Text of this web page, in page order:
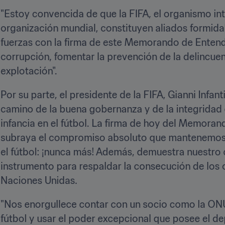
"Estoy convencida de que la FIFA, el organismo
organización mundial, constituyen aliados
fuerzas con la firma de este Memorando de
corrupción, fomentar la prevención de la
explotación".
Por su parte, el presidente de la FIFA, Gianni
camino de la buena gobernanza y de la
infancia en el fútbol. La firma de hoy del
subraya el compromiso absoluto que
el fútbol: ¡nunca más! Además, demuestra
instrumento para respaldar la consecución de
Naciones Unidas.
"Nos enorgullece contar con un socio como la
fútbol y usar el poder excepcional que posee el